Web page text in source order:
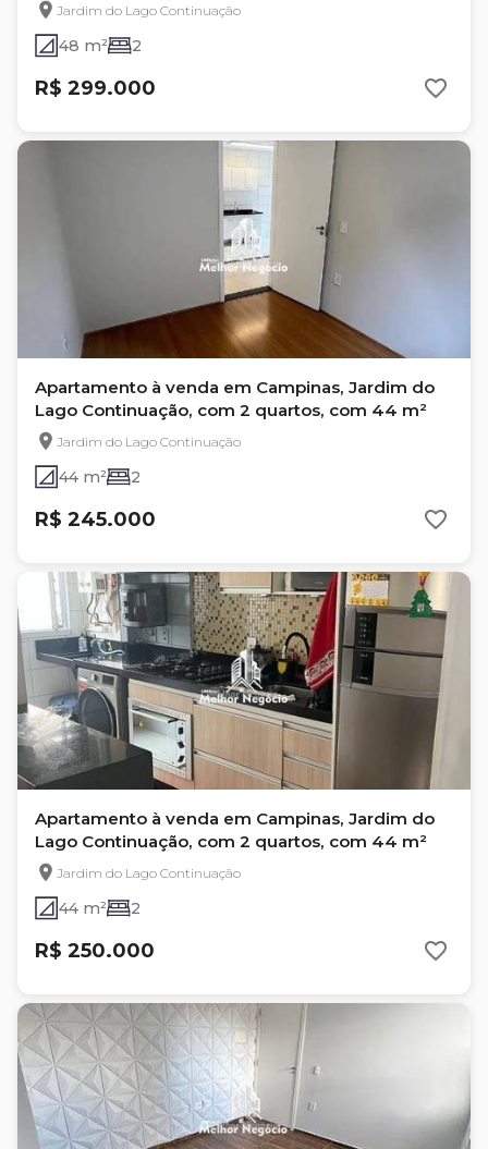
Jardim do Lago Continuação
48 m² 2
R$ 299.000
Apartamento à venda em Campinas, Jardim do
Lago Continuação, com 2 quartos, com 44 m²
Jardim do Lago Continuação
44 m² 2
R$ 245.000
Apartamento à venda em Campinas, Jardim do
Lago Continuação, com 2 quartos, com 44 m²
Jardim do Lago Continuação
44 m² 2
R$ 250.000